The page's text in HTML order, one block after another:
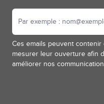
Ces emails peuvent
mesurer leur ouverture afin
améliorer nos